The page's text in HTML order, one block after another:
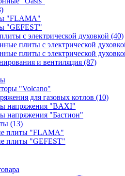
"FLAMA"
"GEFEST"
с электрической духовкой (40)
плиты с электрической
плиты с электрической
и вентиляция (87)
"Volcano"
для газовых котлов (10)
напряжения "BAXI"
напряжения "Бастион"
(13)
плиты "FLAMA"
плиты "GEFEST"